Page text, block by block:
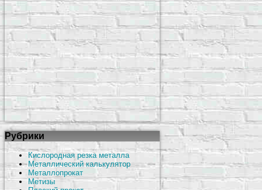
Рубрики
Кислородная резка металла
Металлический калькулятор
Металлопрокат
Метизы